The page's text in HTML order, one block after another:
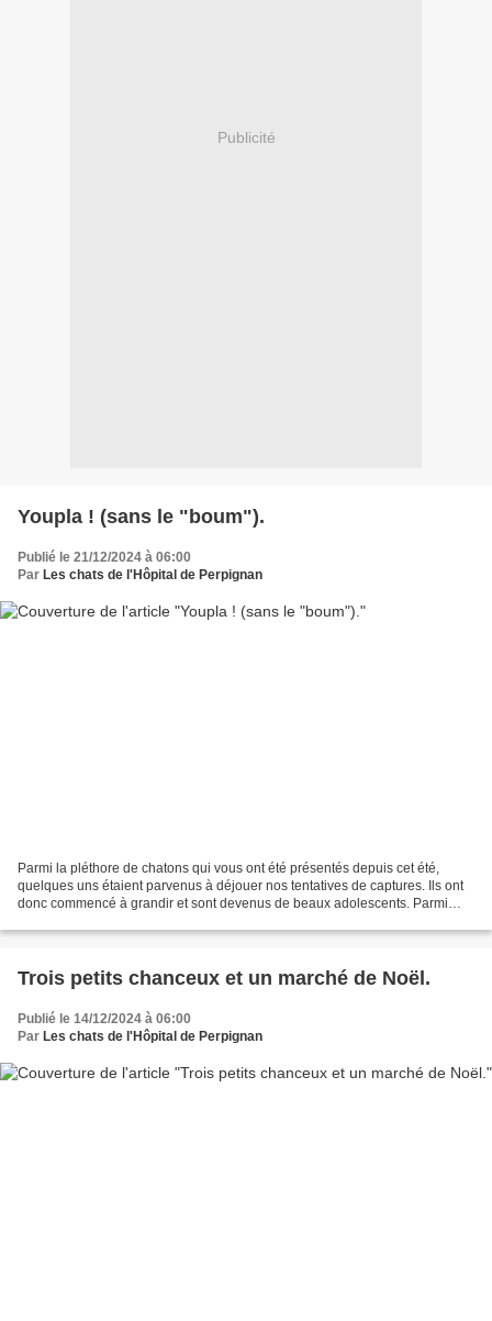
Publicité
Youpla ! (sans le "boum").
Publié le 21/12/2024 à 06:00
Par Les chats de l'Hôpital de Perpignan
Parmi la pléthore de chatons qui vous ont été présentés depuis cet été,
quelques uns étaient parvenus à déjouer nos tentatives de captures. Ils ont
donc commencé à grandir et sont devenus de beaux adolescents. Parmi
Trois petits chanceux et un marché de Noël.
Publié le 14/12/2024 à 06:00
Par Les chats de l'Hôpital de Perpignan